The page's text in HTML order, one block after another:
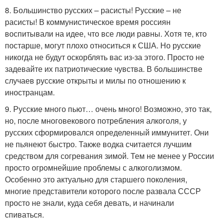
8. Большинство русских – расисты! Русские – не
расисты! В коммунистическое время россиян
воспитывали на идее, что все люди равны. Хотя те, кто
постарше, могут плохо относиться к США. Но русские
никогда не будут оскорблять вас из-за этого. Просто не
задевайте их патриотические чувства. В большинстве
случаев русские открыты и милы по отношению к
иностранцам.
9. Русские много пьют… очень много! Возможно, это так,
но, после многовекового потребления алкоголя, у
русских сформировался определенный иммунитет. Они
не пьянеют быстро. Также водка считается лучшим
средством для согревания зимой. Тем не менее у России
просто огромнейшие проблемы с алкоголизмом.
Особенно это актуально для старшего поколения,
многие представители которого после развала СССР
просто не знали, куда себя девать, и начинали
спиваться.